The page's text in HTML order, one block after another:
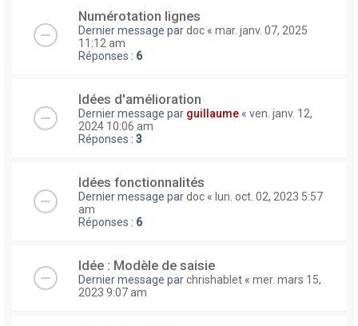
Numérotation lignes
Dernier message pardoc « mar. janv. 07, 2025
11:12 am
Réponses : 6
Idées d'amélioration
Dernier message par guillaume « ven. janv. 12,
2024 10:06 am
Réponses : 3
Idées fonctionnalités
Dernier message pardoc « lun. oct. 02, 2023 5:57
am
Réponses : 6
Idée : Modèle de saisie
Dernier message parchrishablet « mer. mars 15,
2023 9:07 am